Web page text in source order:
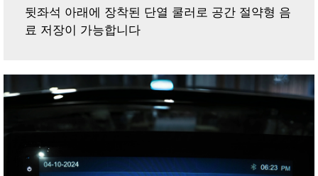
뒷좌석 아래에 장착된 단열 쿨러로 공간 절약형 음
료 저장이 가능합니다